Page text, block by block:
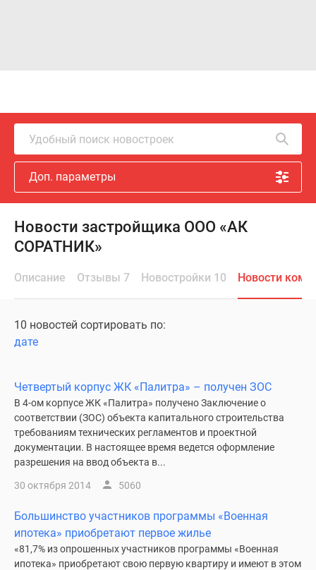
Удобный поиск новостроек
Доп. параметры
Новости застройщика ООО «АК
СОРАТНИК»
Описание Отзывы 7 Новостройки 10 Новости
10 новостей сортировать по:
дате
Четвертый корпус ЖК «Палитра» – получен ЗОС
В 4-ом корпусе ЖК «Палитра» получено Заключение о
соответствии (ЗОС) объекта капитального строительства
требованиям технических регламентов и проектной
документации. В настоящее время ведется оформление
разрешения на ввод объекта в...
30 октября 2014 5060
Большинство участников программы «Военная
ипотека» приобретают первое жилье
«81,7% из опрошенных участников программы «Военная
ипотека» приобретают свою первую квартиру и имеют в этом